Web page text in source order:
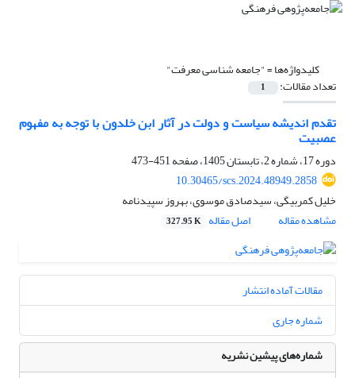
کلیدواژه‌ها ="جامعه شناسی معرفت"
تعداد مقالات: 1
تقدم اندیشه سیاست و دولت در آثار ابن خلدون با توجه به مفهوم
عصبیت
دوره 17، شماره 2، تابستان 1405، صفحه
451-473
10.30465/scs.2024.48949.2858
خلیل کمربیگی، سیدصادق موسوی، بهروز سپیدنامه
مشاهده مقاله
اصل مقاله 327.95 K
مقالات آماده انتشار
شماره جاری
شماره‌های پیشین نشریه